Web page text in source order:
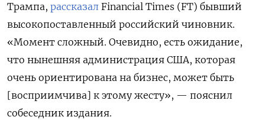
Трампа, рассказал Financial Times (FT) бывший
высокопоставленный российский чиновник.
«Момент сложный. Очевидно, есть ожидание,
что нынешняя администрация США, которая
очень ориентирована на бизнес, может быть
[восприимчива] к этому жесту», — пояснил
собеседник издания.